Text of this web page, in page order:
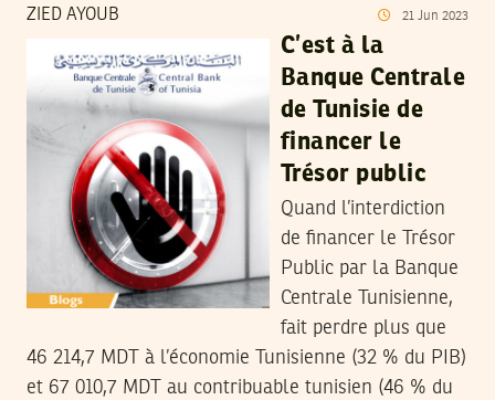
ZIED AYOUB 21 Jun 2023
C’est à la
Banque Centrale
de Tunisie de
financer le
Trésor public
Quand l’interdiction
de financer le Trésor
Public par la Banque
Centrale Tunisienne,
fait perdre plus que
46 214,7 MDT à l’économie Tunisienne (32 % du PIB)
et 67 010,7 MDT au contribuable tunisien (46 % du